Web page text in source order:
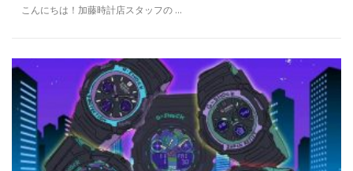
こんにちは！加藤時計店スタッフの …